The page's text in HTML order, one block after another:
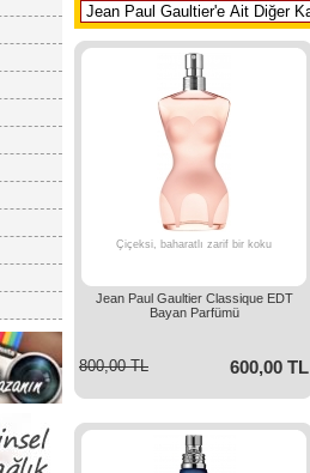
Çiçeksi, baharatlı zarif bir koku
Jean Paul Gaultier Classique EDT
Bayan Parfümü
600,00 TL
800,00 TL